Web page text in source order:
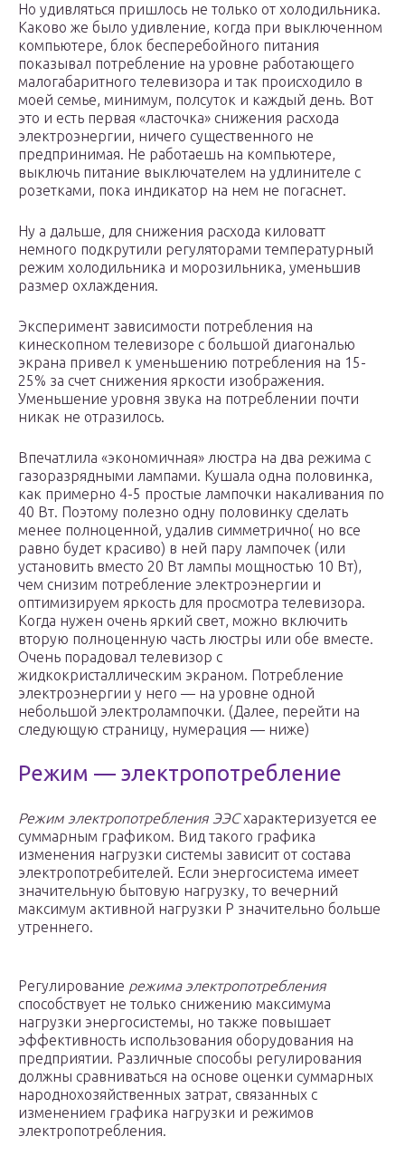
Но удивляться пришлось не только от холодильника.
Каково же было удивление, когда при выключенном
компьютере, блок бесперебойного питания
показывал потребление на уровне работающего
малогабаритного телевизора и так происходило в
моей семье, минимум, полсуток и каждый день. Вот
это и есть первая «ласточка» снижения расхода
электроэнергии, ничего существенного не
предпринимая. Не работаешь на компьютере,
выключь питание выключателем на удлинителе с
розетками, пока индикатор на нем не погаснет.
Ну а дальше, для снижения расхода киловатт
немного подкрутили регуляторами температурный
режим холодильника и морозильника, уменьшив
размер охлаждения.
Эксперимент зависимости потребления на
кинескопном телевизоре с большой диагональю
экрана привел к уменьшению потребления на 15-
25% за счет снижения яркости изображения.
Уменьшение уровня звука на потреблении почти
никак не отразилось.
Впечатлила «экономичная» люстра на два режима с
газоразрядными лампами. Кушала одна половинка,
как примерно 4-5 простые лампочки накаливания по
40 Вт. Поэтому полезно одну половинку сделать
менее полноценной, удалив симметрично( но все
равно будет красиво) в ней пару лампочек (или
установить вместо 20 Вт лампы мощностью 10 Вт),
чем снизим потребление электроэнергии и
оптимизируем яркость для просмотра телевизора.
Когда нужен очень яркий свет, можно включить
вторую полноценную часть люстры или обе вместе.
Очень порадовал телевизор с
жидкокристаллическим экраном. Потребление
электроэнергии у него — на уровне одной
небольшой электролампочки. (Далее, перейти на
следующую страницу, нумерация — ниже)
Режим — электропотребление
Режим электропотребления ЭЭСхарактеризуется ее
суммарным графиком. Вид такого графика
изменения нагрузки системы зависит от состава
электропотребителей. Если энергосистема имеет
значительную бытовую нагрузку, то вечерний
максимум активной нагрузки Р значительно больше
утреннего.
Регулирование режима электропотребления
способствует не только снижению максимума
нагрузки энергосистемы, но также повышает
эффективность использования оборудования на
предприятии. Различные способы регулирования
должны сравниваться на основе оценки суммарных
народнохозяйственных затрат, связанных с
изменением графика нагрузки и режимов
электропотребления.